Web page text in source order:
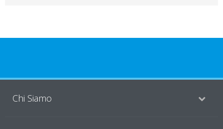
Chi Siamo